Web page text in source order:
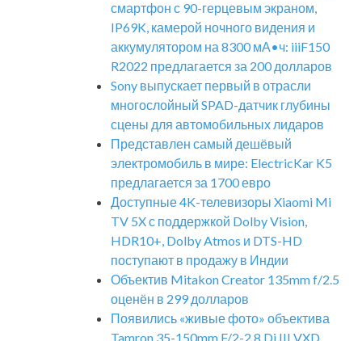
смартфон с 90-герцевым экраном,
IP69K, камерой ночного видения и
аккумулятором на 8300 мА•ч: iiiF150
R2022 предлагается за 200 долларов
Sony выпускает первый в отрасли
многослойный SPAD-датчик глубины
сцены для автомобильных лидаров
Представлен самый дешёвый
электромобиль в мире: ElectricKar K5
предлагается за 1700 евро
Доступные 4K-телевизоры Xiaomi Mi
TV 5X с поддержкой Dolby Vision,
HDR10+, Dolby Atmos и DTS-HD
поступают в продажу в Индии
Объектив Mitakon Creator 135mm f/2.5
оценён в 299 долларов
Появились «живые фото» объектива
Tamron 35-150mm F/2-2.8 Di III VXD